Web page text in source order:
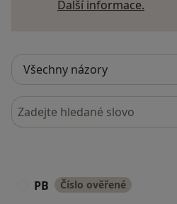
Další informace.
Hledejte v názorech
PB Číslo ověřené